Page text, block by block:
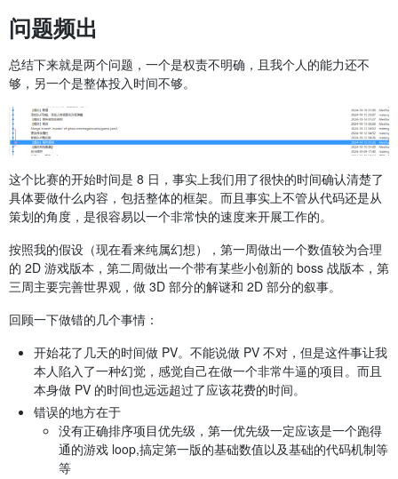
问题频出
总结下来就是两个问题，一个是权责不明确，且我个人的能力还不
够，另一个是整体投入时间不够。
这个比赛的开始时间是 8 日，事实上我们用了很快的时间确认清楚了
具体要做什么内容，包括整体的框架。而且事实上不管从代码还是从
策划的角度，是很容易以一个非常快的速度来开展工作的。
按照我的假设（现在看来纯属幻想），第一周做出一个数值较为合理
的 2D 游戏版本，第二周做出一个带有某些小创新的 boss 战版本，第
三周主要完善世界观，做 3D 部分的解谜和 2D 部分的叙事。
回顾一下做错的几个事情：
开始花了几天的时间做 PV。不能说做 PV 不对，但是这件事让我
本人陷入了一种幻觉，感觉自己在做一个非常牛逼的项目。而且
本身做 PV 的时间也远远超过了应该花费的时间。
错误的地方在于
没有正确排序项目优先级，第一优先级一定应该是一个跑得
通的游戏 loop,搞定第一版的基础数值以及基础的代码机制等
等